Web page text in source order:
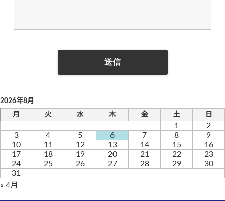
2026年8月
月
火 水 木 金 土 日
1
2
3
4 5 6 7 8
9
10
11 12 13 14 15
16
17
18 19 20 21 22
23
24
25 26 27 28 29
30
31
« 4月